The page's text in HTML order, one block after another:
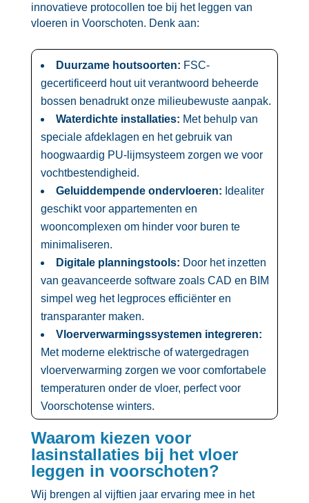
innovatieve protocollen toe bij het leggen van
vloeren in Voorschoten.​ Denk aan:
Duurzame houtsoorten: FSC-
gecertificeerd hout uit verantwoord beheerde
bossen benadrukt onze milieubewuste aanpak.​
Waterdichte installaties: Met behulp van
speciale afdeklagen en het gebruik van
hoogwaardig PU-lijmsysteem zorgen we voor
vochtbestendigheid.​
Geluiddempende ondervloeren: Idealiter
geschikt voor appartementen en
wooncomplexen om hinder voor buren te
minimaliseren.​
Digitale planningstools: Door het inzetten
van geavanceerde software zoals CAD en BIM
simpel weg het legproces efficiënter en
transparanter maken.​
Vloerverwarmingssystemen integreren:
Met moderne elektrische of watergedragen
vloerverwarming zorgen we voor comfortabele
temperaturen onder de vloer, perfect voor
Voorschotense winters.​
Waarom kiezen voor
lasinstallaties bij het vloer
leggen in voorschoten?
Wij brengen al vijftien jaar ervaring mee in het